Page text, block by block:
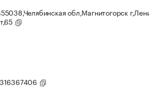
обл,Магнитогорск